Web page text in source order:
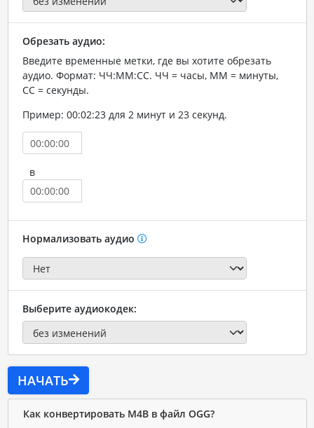
Обрезать аудио:
Введите временные метки, где вы хотите обрезать
аудио. Формат: ЧЧ:ММ:СС. ЧЧ = часы, ММ = минуты,
СС = секунды.
Пример: 00:02:23 для 2 минут и 23 секунд.
в
Нормализовать аудио
Выберите аудиокодек:
НАЧАТЬ
Как конвертировать M4B в файл OGG?